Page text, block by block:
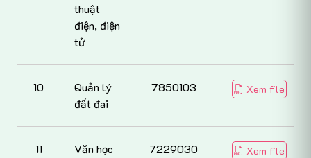
thuật
điện, điện
tử
10
Quản lý
đất đai
7850103 Xem file
11 Văn học 7229030 Xem file